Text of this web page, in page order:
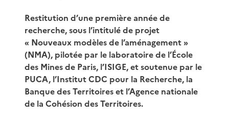
Restitution d’une première année de
recherche, sous l’intitulé de projet
« Nouveaux modèles de l’aménagement »
(NMA), pilotée par le laboratoire de l’École
des Mines de Paris, l’ISIGE, et soutenue par le
PUCA, l’Institut CDC pour la Recherche, la
Banque des Territoires et l’Agence nationale
de la Cohésion des Territoires.